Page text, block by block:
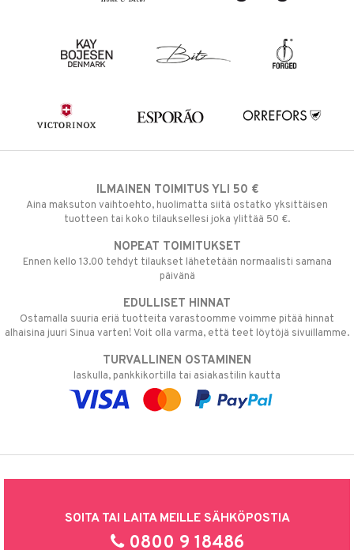
ILMAINEN TOIMITUS YLI 50 €
Aina maksuton vaihtoehto, huolimatta siitä ostatko yksittäisen
tuotteen tai koko tilauksellesi joka ylittää 50 €.
NOPEAT TOIMITUKSET
Ennen kello 13.00 tehdyt tilaukset lähetetään normaalisti samana
päivänä
EDULLISET HINNAT
Ostamalla suuria eriä tuotteita varastoomme voimme pitää hinnat
alhaisina juuri Sinua varten! Voit olla varma, että teet löytöjä sivuillamme.
TURVALLINEN OSTAMINEN
laskulla, pankkikortilla tai asiakastilin kautta
SOITA TAI LAITA MEILLE SÄHKÖPOSTIA
0800 9 18486